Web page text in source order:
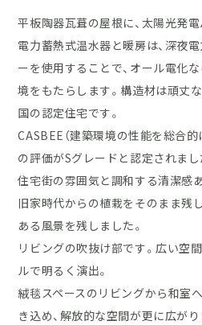
平板陶器瓦葺の屋根に、太陽光発
電力蓄熱式温水器と暖房は、深夜
ーを使用することで、オール電化
境をもたらします。構造材は頑丈
国の認定住宅です。
CASBEE（建築環境の性能を総合
の評価がSグレードと認定されまし
住宅街の雰囲気と調和する清潔感
旧家時代からの植栽をそのまま残
ある風景を残しました。
リビングの吹抜け部です。広い空
ルで明るく演出。
絨毯スペースのリビングから和室
き込め、解放的な空間が更に広がり